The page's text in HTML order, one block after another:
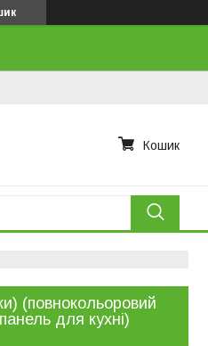
Кошик
(повнокольоровий
для кухні)